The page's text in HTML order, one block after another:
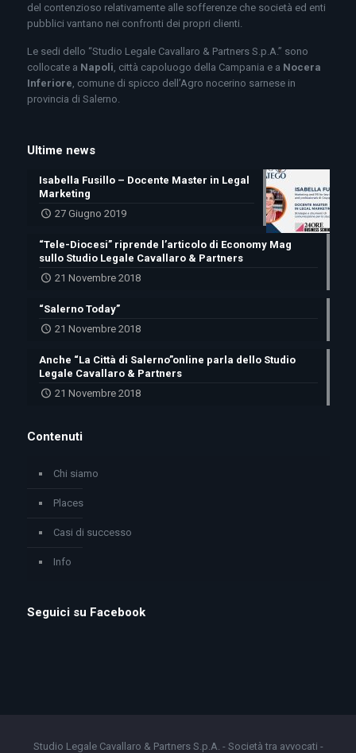
del contenzioso relativamente alle sofferenze che società ed enti
pubblici vantano nei confronti dei propri clienti.
Le sedi dello “Studio Legale Cavallaro & Partners S.p.A.” sono
collocate a Napoli , città capoluogo della Campania e a Nocera
Inferiore , comune di spicco dell’Agro nocerino sarnese in
provincia di Salerno.
Ultime news
Isabella Fusillo – Docente Master in Legal
Marketing
27 Giugno 2019
“Tele-Diocesi” riprende l’articolo di Economy Mag
sullo Studio Legale Cavallaro & Partners
21 Novembre 2018
“Salerno Today”
21 Novembre 2018
Anche “La Città di Salerno”online parla dello Studio
Legale Cavallaro & Partners
21 Novembre 2018
Contenuti
Chi siamo
Places
Casi di successo
Info
Seguici su Facebook
Studio Legale Cavallaro & Partners S.p.A. - Società tra avvocati -